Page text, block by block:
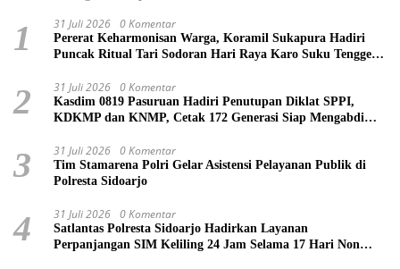
1 31 Juli 2026 0 Komentar
Pererat Keharmonisan Warga, Koramil Sukapura Hadiri
Puncak Ritual Tari Sodoran Hari Raya Karo Suku Tengger
2 31 Juli 2026 0 Komentar
Kasdim 0819 Pasuruan Hadiri Penutupan Diklat SPPI,
KDKMP dan KNMP, Cetak 172 Generasi Siap Mengabdi
3 31 Juli 2026 0 Komentar
Tim Stamarena Polri Gelar Asistensi Pelayanan Publik di
Polresta Sidoarjo
4 31 Juli 2026 0 Komentar
Satlantas Polresta Sidoarjo Hadirkan Layanan
Perpanjangan SIM Keliling 24 Jam Selama 17 Hari Non